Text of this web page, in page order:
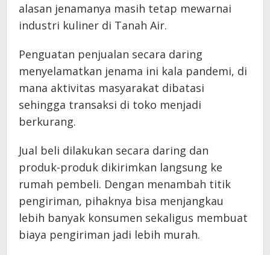
alasan jenamanya masih tetap mewarnai
industri kuliner di Tanah Air.
Penguatan penjualan secara daring
menyelamatkan jenama ini kala pandemi, di
mana aktivitas masyarakat dibatasi
sehingga transaksi di toko menjadi
berkurang.
Jual beli dilakukan secara daring dan
produk-produk dikirimkan langsung ke
rumah pembeli. Dengan menambah titik
pengiriman, pihaknya bisa menjangkau
lebih banyak konsumen sekaligus membuat
biaya pengiriman jadi lebih murah.